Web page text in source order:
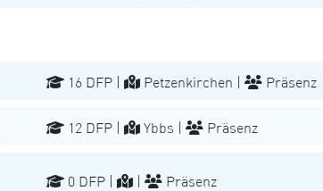
16 DFP | Petzenkirchen | Präsenz
12 DFP | Ybbs | Präsenz
0 DFP | | Präsenz